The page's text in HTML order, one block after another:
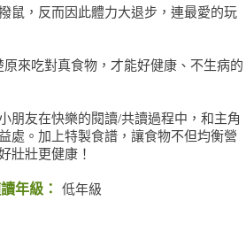
，反而因此體力大退步，連最愛的玩
吃對真食物，才能好健康、不生病的
友在快樂的閱讀/共讀過程中，和主角
處。加上特製食譜，讓食物不但均衡營
壯壯更健康！
年級： 低年級